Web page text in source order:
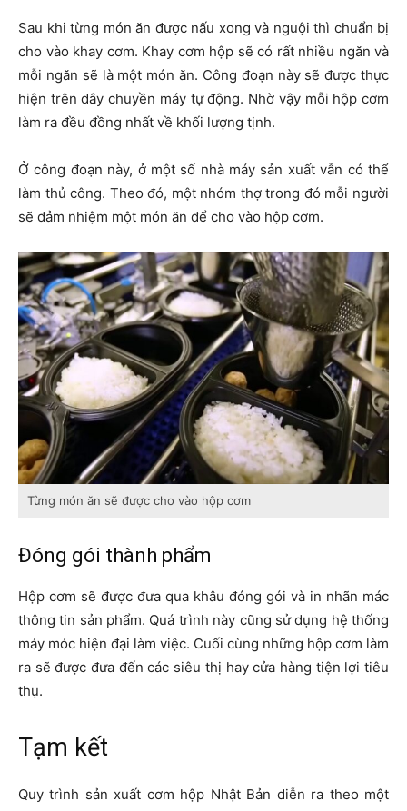
Sau khi từng món ăn được nấu xong và nguội thì chuẩn bị
cho vào khay cơm. Khay cơm hộp sẽ có rất nhiều ngăn và
mỗi ngăn sẽ là một món ăn. Công đoạn này sẽ được thực
hiện trên dây chuyền máy tự động. Nhờ vậy mỗi hộp cơm
làm ra đều đồng nhất về khối lượng tịnh.
Ở công đoạn này, ở một số nhà máy sản xuất vẫn có thể
làm thủ công. Theo đó, một nhóm thợ trong đó mỗi người
sẽ đảm nhiệm một món ăn để cho vào hộp cơm.
Từng món ăn sẽ được cho vào hộp cơm
Đóng gói thành phẩm
Hộp cơm sẽ được đưa qua khâu đóng gói và in nhãn mác
thông tin sản phẩm. Quá trình này cũng sử dụng hệ thống
máy móc hiện đại làm việc. Cuối cùng những hộp cơm làm
ra sẽ được đưa đến các siêu thị hay cửa hàng tiện lợi tiêu
thụ.
Tạm kết
Quy trình sản xuất cơm hộp Nhật Bản diễn ra theo một